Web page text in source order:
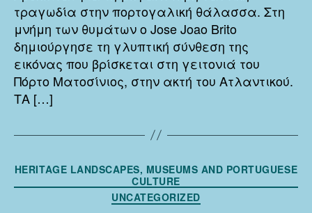
τραγωδία στην πορτογαλική θάλασσα. Στη
μνήμη των θυμάτων ο Jose Joao Brito
δημιούργησε τη γλυπτική σύνθεση της
εικόνας που βρίσκεται στη γειτονιά του
Πόρτο Ματοσίνιος, στην ακτή του Ατλαντικού.
ΤΑ […]
Κατηγορίες
HERITAGE LANDSCAPES, MUSEUMS AND PORTUGUESE
CULTURE
UNCATEGORIZED